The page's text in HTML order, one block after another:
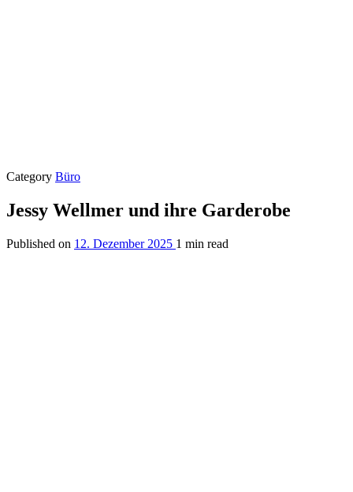
Category Büro
Jessy Wellmer und ihre Garderobe
Published on 12. Dezember 2025 1 min read